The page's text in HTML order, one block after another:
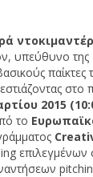
υπεύθυνο της
παίκτες
στο
2015
το
επιλεγμένων